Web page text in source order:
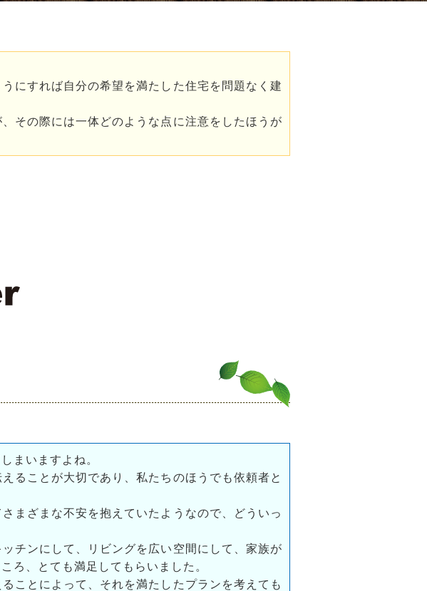
にすれば自分の希望を満たした住宅を問題なく建
その際には一体どのような点に注意をしたほうが
まいますよね。
ることが大切であり、私たちのほうでも依頼者と
まざまな不安を抱えていたようなので、どういっ
チンにして、リビングを広い空間にして、家族が
ろ、とても満足してもらいました。
ことによって、それを満たしたプランを考えても